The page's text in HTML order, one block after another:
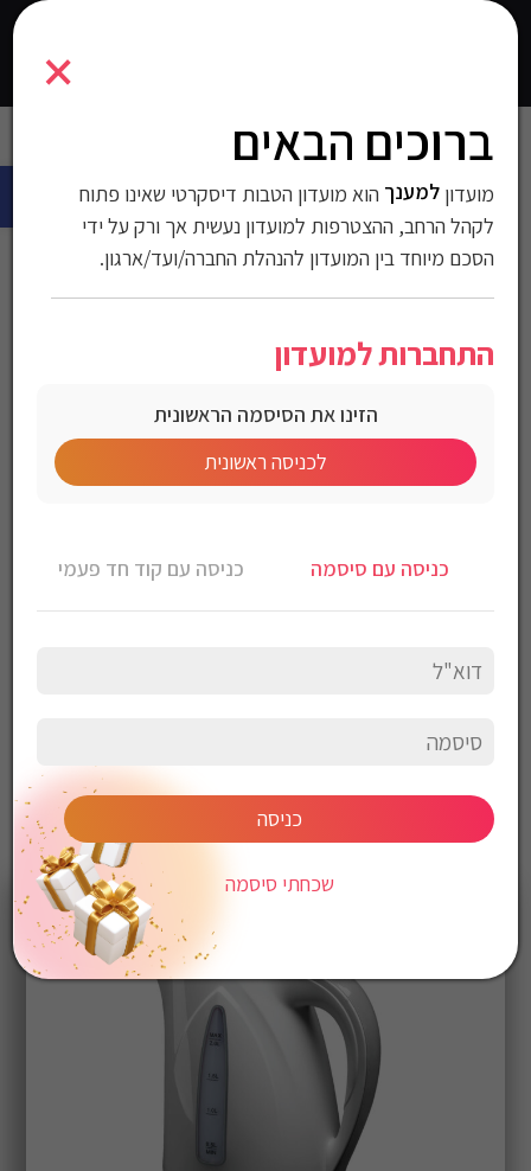
×
ברוכים הבאים
מועדוןלמענך הוא מועדון הטבות דיסקרטי שאינו פתוח
לקהל הרחב, ההצטרפות למועדון נעשית אך ורק על ידי
הסכם מיוחד בין המועדון להנהלת החברה/ועד/ארגון.
התחברות למועדון
הזינו את הסיסמה הראשונית
לכניסה ראשונית
כניסה עם סיסמה כניסה עם קוד חד פעמי
כניסה
שכחתי סיסמה
7291044053159
>עולם החשמל לבית ולחצר
קומקום חשמלי 2 ליטר –
פנינה
מק"ט:7291044053159
מחיר לחברי מועדון
גוף פלסטי , סרגל מידה משני צידי הקומקום , נורת חיווי בזמן פעולה , פתח
גדול קל לניקוי , גוף חימום ניסתר.